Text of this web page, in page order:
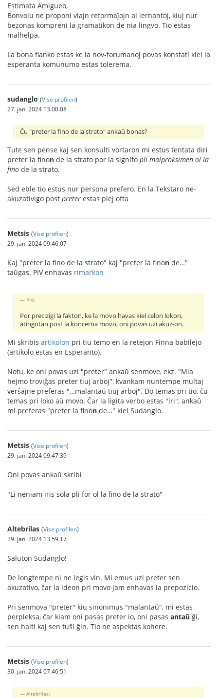
Estimata Amigueo,
Bonvolu ne proponi viajn reformaĵojn al lernantoj, kiuj nur
bezonas kompreni la gramatikon de nia lingvo. Tio estas
malhelpa.
La bona flanko estas ke la nov-forumanoj povas konstati kiel la
esperanta komunumo estas tolerema.
sudanglo (Vise profilen)
27. jan. 2024 13.00.08
Ĉu "preter la fino de la strato" ankaŭ bonas?
Tute sen pense kaj sen konsulti vortaron mi estus tentata diri
preter la finon de la strato por la signifo pli malproksimen ol la
fino de la strato.
Sed eble tio estus nur persona prefero. En la Tekstaro ne-
akuzativigo post preter estas plej ofta
Metsis (Vise profilen)
29. jan. 2024 09.46.07
Kaj "preter la fino de la strato" kaj "preter la finon de…"
taŭgas. PIV enhavas rimarkon
PIV:
Por precizigi la fakton, ke la movo havas kiel celon lokon,
atingotan post la koncerna movo, oni povas uzi akuz-on.
Mi skribis artikolon pri tiu temo en la retejon Finna babilejo
(artikolo estas en Esperanto).
Notu, ke oni povas uzi "preter" ankaŭ senmove, ekz. "Mia
hejmo troviĝas preter tiuj arboj", kvankam nuntempe multaj
verŝajne preferas "…malantaŭ tiuj arboj". Do temas pri tio, ĉu
temas pri loko aŭ movo. Ĉar la ligita verbo estas "iri", ankaŭ
mi preferas "preter la finon de…" kiel Sudanglo.
Metsis (Vise profilen)
29. jan. 2024 09.47.39
Oni povas ankaŭ skribi
"Li neniam iris sola pli for ol la fino de la strato"
Altebrilas (Vise profilen)
29. jan. 2024 13.59.17
Saluton Sudanglo!
De longtempe ni ne legis vin. Mi emus uzi preter sen
akuzativo, ĉar la ideon pri movo jam enhavas la prepozicio.
Pri senmova "preter" kiu sinonimus "malantaŭ", mi estas
perpleksa, ĉar kiam oni pasas preter io, oni pasas antaŭ ĝi,
sen halti kaj sen tuŝi ĝin. Tio ne aspektas kohere.
Metsis (Vise profilen)
30. jan. 2024 07.46.51
Altebrilas: